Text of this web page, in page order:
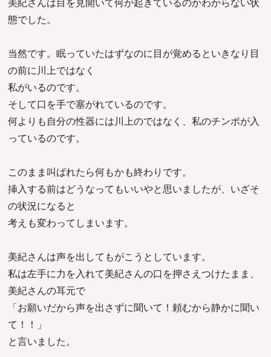
態でした。
当然です。眠っていたはずなのに目が覚めるといきなり目
の前に川上ではなく
私がいるのです。
そして口を手で塞がれているのです。
何よりも自分の性器には川上のではなく、私のチンポが入
っているのです。
このまま叫ばれたら何もかも終わりです。
挿入する前はどうなってもいいやと思いましたが、いざそ
の状況になると
考えも変わってしまいます。
美紀さんは声を出してもがこうとしています。
私は左手に力を入れて美紀さんの口を押さえつけたまま、
美紀さんの耳元で
「お願いだから声を出さずに聞いて！頼むから静かに聞い
て！！」
と言いました。